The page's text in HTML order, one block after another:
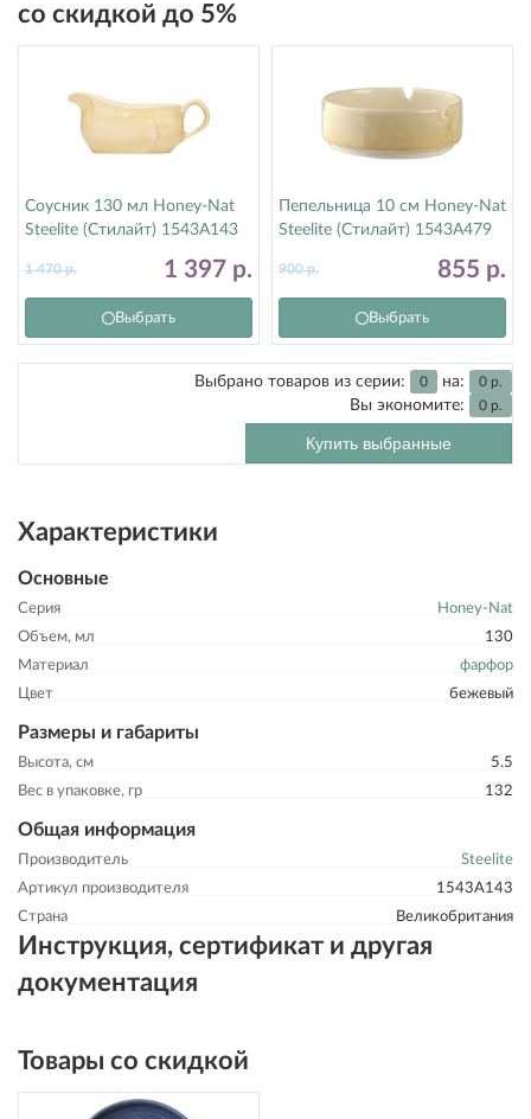
со скидкой до 5%
Соусник 130 мл Honey-Nat
Steelite (Стилайт) 1543A143
1 397 р.
1 470р.
Выбрать
Пепельница 10 см Honey-Nat
Steelite (Стилайт) 1543A479
855 р.
900р.
Выбрать
Выбрано товаров из серии: 0 на: 0 р.
Вы экономите: 0 р.
Купить выбранные
Характеристики
Основные
Серия
Honey-Nat
Объем, мл
130
Материал
фарфор
Цвет
бежевый
Размеры и габариты
Высота, см
5.5
Вес в упаковке, гр
132
Общая информация
Производитель
Steelite
Артикул производителя
1543A143
Страна
Великобритания
Инструкция, сертификат и другая
документация
Товары со скидкой